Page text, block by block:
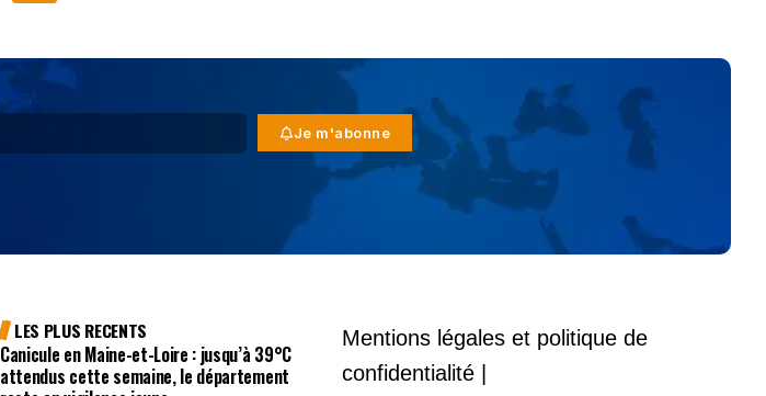
Je m'abonne
LES PLUS RECENTS
Canicule en Maine-et-Loire : jusqu’à 39°C
attendus cette semaine, le département
Mentions légales et politique de
confidentialité |